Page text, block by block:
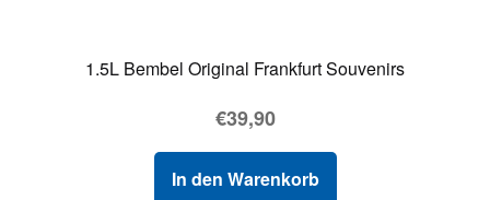
1.5L Bembel Original Frankfurt Souvenirs
€39,90
In den Warenkorb